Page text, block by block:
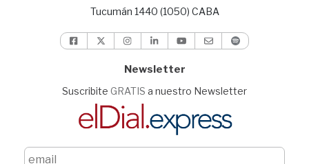
Tucumán 1440 (1050) CABA
Newsletter
Suscribite GRATIS a nuestro Newsletter